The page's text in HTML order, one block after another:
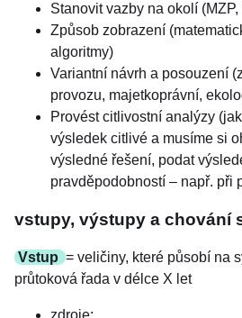
Stanovit vazby na okolí
Způsob zobrazení
algoritmy)
Variantní návrh a posouzení
provozu, majetkoprávní,
Provést citlivostní analýzy
výsledek citlivé a musíme si
výsledné řešení, podat
pravděpodobností – např. při
vstupy, výstupy a chování
Vstup = veličiny, které působí na
průtoková řada v délce X let
zdroje: